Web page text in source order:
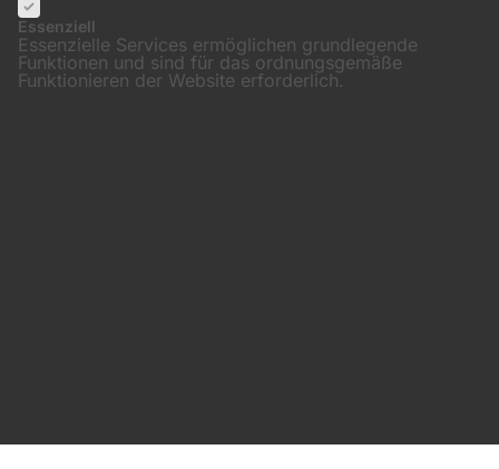
Essenziell
Essenzielle Services ermöglichen grundlegende
Funktionen und sind für das ordnungsgemäße
Funktionieren der Website erforderlich.